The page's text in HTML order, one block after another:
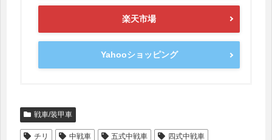
楽天市場
Yahooショッピング
戦車/装甲車
チリ 中戦車 五式中戦車 四式中戦車